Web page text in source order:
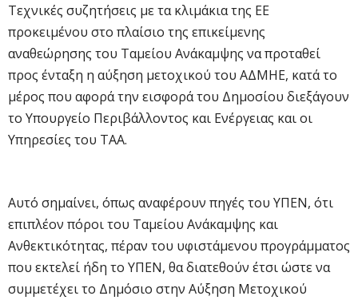
Τεχνικές συζητήσεις με τα κλιμάκια της ΕΕ
προκειμένου στο πλαίσιο της επικείμενης
αναθεώρησης του Ταμείου Ανάκαμψης να προταθεί
προς ένταξη η αύξηση μετοχικού του ΑΔΜΗΕ, κατά το
μέρος που αφορά την εισφορά του Δημοσίου διεξάγουν
το Υπουργείο Περιβάλλοντος και Ενέργειας και οι
Υπηρεσίες του ΤΑΑ.
Αυτό σημαίνει, όπως αναφέρουν πηγές του ΥΠΕΝ, ότι
επιπλέον πόροι του Ταμείου Ανάκαμψης και
Ανθεκτικότητας, πέραν του υφιστάμενου προγράμματος
που εκτελεί ήδη το ΥΠΕΝ, θα διατεθούν έτσι ώστε να
συμμετέχει το Δημόσιο στην Αύξηση Μετοχικού